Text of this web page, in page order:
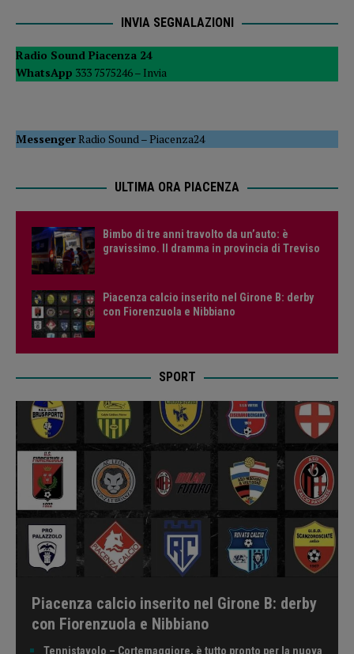
INVIA SEGNALAZIONI
Radio Sound Piacenza 24
WhatsApp 333 7575246 – Invia
MessengerRadio Sound –Piacenza24
ULTIMA ORA PIACENZA
Bimbo di tre anni travolto da un’auto: è
gravissimo. Il dramma in provincia di Treviso
Piacenza calcio inserito nel Girone B: derby
con Fiorenzuola e Nibbiano
SPORT
Piacenza calcio inserito nel Girone B: derby
con Fiorenzuola e Nibbiano
Tennistavolo – Cortemaggiore, è tutto pronto per la nuova